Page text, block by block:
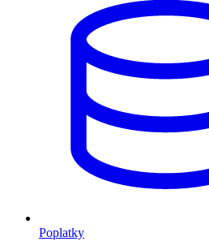
Poplatky